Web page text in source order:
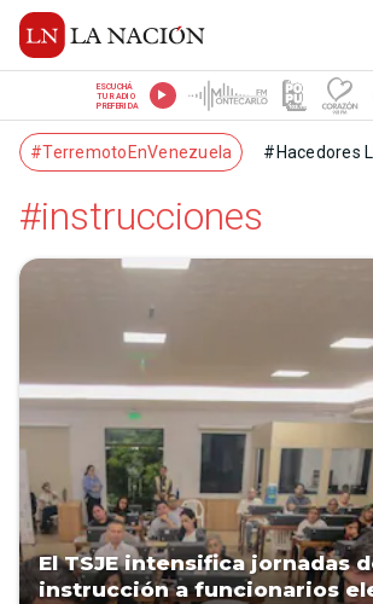
ESCUCHÁ
TU RADIO
PREFERIDA
#TerremotoEnVenezuela #Hacedores
#instrucciones
El TSJE intensifica jornadas
instrucción a funcionarios